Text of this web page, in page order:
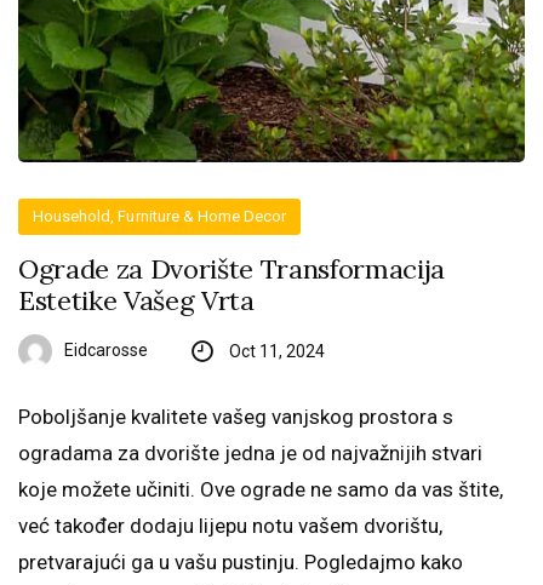
Household, Furniture & Home Decor
Ograde za Dvorište Transformacija
Estetike Vašeg Vrta
Eidcarosse Oct 11, 2024
Poboljšanje kvalitete vašeg vanjskog prostora s
ogradama za dvorište jedna je od najvažnijih stvari
koje možete učiniti. Ove ograde ne samo da vas štite,
već također dodaju lijepu notu vašem dvorištu,
pretvarajući ga u vašu pustinju. Pogledajmo kako